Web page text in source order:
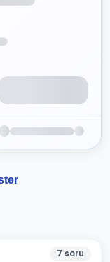
7 soru